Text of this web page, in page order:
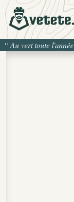
“ Au vert toute l'année